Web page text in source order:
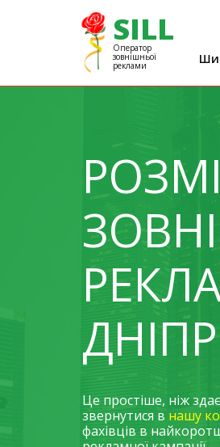
SILL
Оператор
зовнішньої
реклами
Друк
Це простіше, ніж
звернутися в нашу
фахівців в